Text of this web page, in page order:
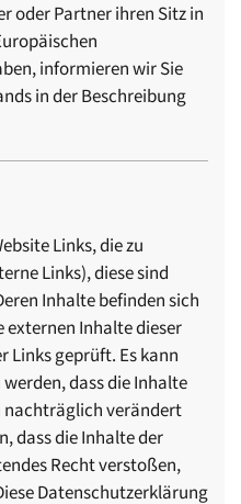
oder Partner ihren Sitz in
informieren wir Sie
in der Beschreibung
Links, die zu
Links), diese sind
Inhalte befinden sich
externen Inhalte dieser
Links geprüft. Es kann
dass die Inhalte
nachträglich verändert
dass die Inhalte der
Recht verstoßen,
Datenschutzerklärung